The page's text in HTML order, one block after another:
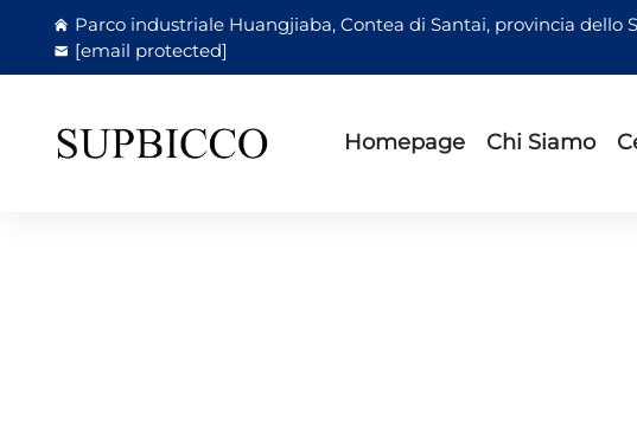
Parco industriale Huangjiaba, Contea di Santai, provincia dello
[email protected]
Homepage Chi Siamo